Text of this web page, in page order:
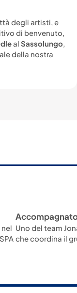
degli artisti, e
di benvenuto,
al Sassolungo
della nostra
Uno del team
che coordina il